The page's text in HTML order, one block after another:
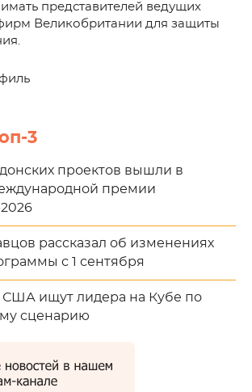
представителей ведущих
Великобритании для защиты
3
донских проектов вышли в
премии
рассказал об изменениях
с 1 сентября
ищут лидера на Кубе по
сценарию